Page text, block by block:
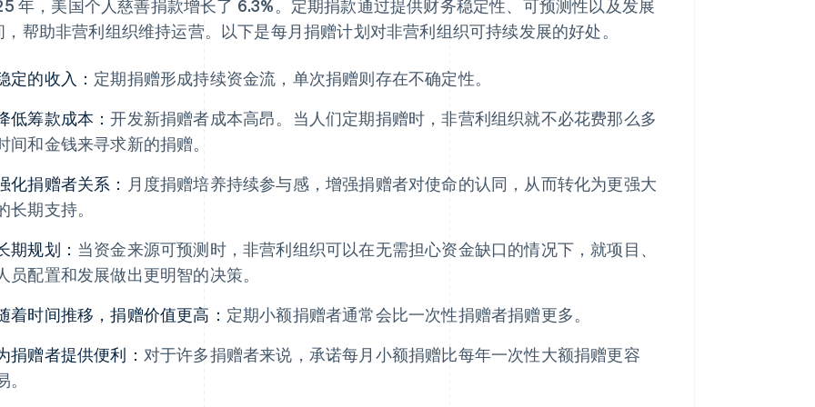
年，美国个人慈善捐款增长了 6.3%。定期捐款通过提供财务稳定性、可预测性以及发展
，帮助非营利组织维持运营。以下是每月捐赠计划对非营利组织可持续发展的好处。
定的收入： 定期捐赠形成持续资金流，单次捐赠则存在不确定性。
低筹款成本：开发新捐赠者成本高昂。当人们定期捐赠时，非营利组织就不必花费那么多
间和金钱来寻求新的捐赠。
化捐赠者关系： 月度捐赠培养持续参与感，增强捐赠者对使命的认同，从而转化为更强大
长期支持。
期规划： 当资金来源可预测时，非营利组织可以在无需担心资金缺口的情况下，就项目、
员配置和发展做出更明智的决策。
着时间推移，捐赠价值更高： 定期小额捐赠者通常会比一次性捐赠者捐赠更多。
捐赠者提供便利： 对于许多捐赠者来说，承诺每月小额捐赠比每年一次性大额捐赠更容
。